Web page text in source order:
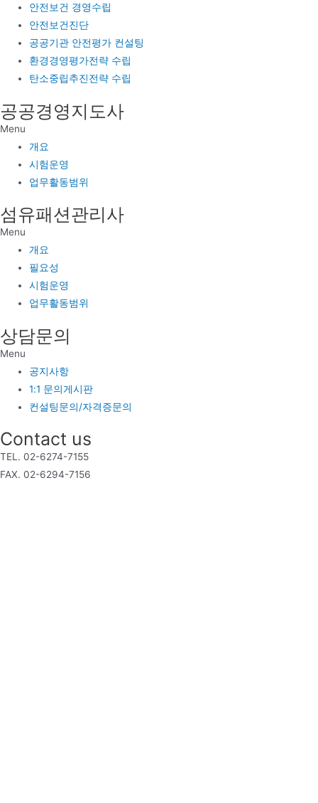
안전보건 경영수립
안전보건진단
공공기관 안전평가 컨설팅
환경경영평가전략 수립
탄소중립추진전략 수립
공공경영지도사
Menu
개요
시험운영
업무활동범위
섬유패션관리사
Menu
개요
필요성
시험운영
업무활동범위
상담문의
Menu
공지사항
1:1 문의게시판
컨설팅문의/자격증문의
Contact us
TEL. 02-6274-7155
FAX. 02-6294-7156